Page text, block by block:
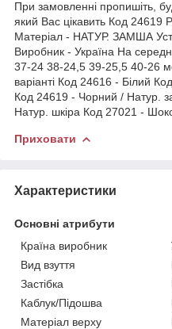
При замовленні пропишіть,
який Вас цікавить Код 24619
Матеріал - НАТУР. ЗАМША
Виробник - Україна На
37-24 38-24,5 39-25,5 40-26
варіанті Код 24616 - Білий
Код 24619 - Чорний / Натур.
Натур. шкіра Код 27021 -
Приховати
Характеристики
Основні атрибути
Країна виробник
Вид взуття
Застібка
Каблук/Підошва
Матеріал верху